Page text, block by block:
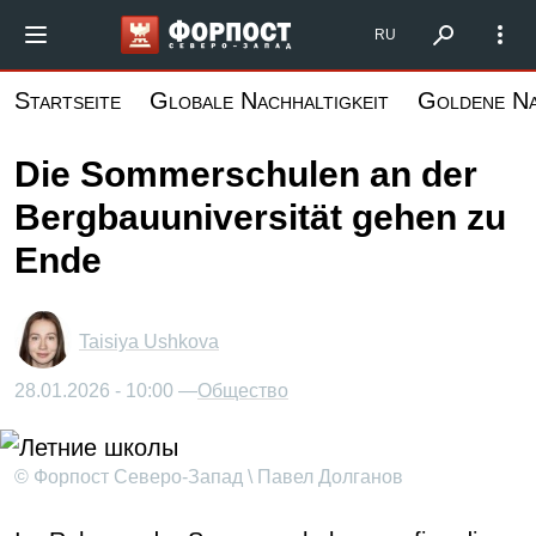
Inhalt
Форпост Северо-Запад
RU
Startseite Globale Nachhaltigkeit Goldene
Die Sommerschulen an der
Bergbauuniversität gehen zu
Ende
Taisiya Ushkova
28.01.2026 - 10:00 —Общество
© Форпост Северо-Запад \ Павел Долганов